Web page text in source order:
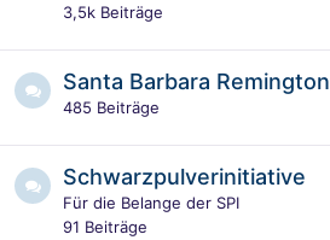
3,5k Beiträge
Santa Barbara Remington
485 Beiträge
Schwarzpulverinitiative
Für die Belange der SPI
91 Beiträge